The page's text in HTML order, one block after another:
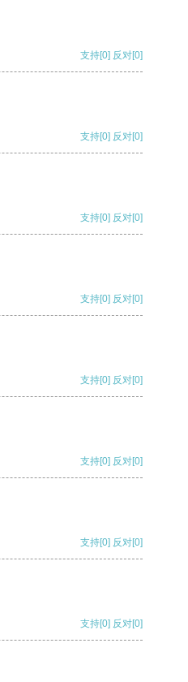
支持[0] 反对[0]
支持[0] 反对[0]
支持[0] 反对[0]
支持[0] 反对[0]
支持[0] 反对[0]
支持[0] 反对[0]
支持[0] 反对[0]
支持[0] 反对[0]